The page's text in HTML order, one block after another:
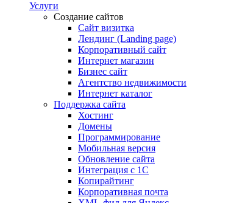
Услуги
Создание сайтов
Сайт визитка
Лендинг (Landing page)
Корпоративный сайт
Интернет магазин
Бизнес сайт
Агентство недвижимости
Интернет каталог
Поддержка сайта
Хостинг
Домены
Программирование
Мобильная версия
Обновление сайта
Интеграция с 1С
Копирайтинг
Корпоративная почта